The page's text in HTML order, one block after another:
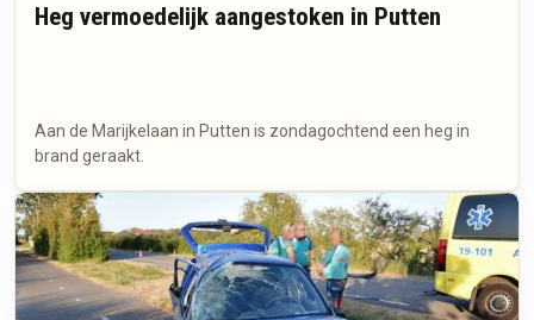
Heg vermoedelijk aangestoken in Putten
Aan de Marijkelaan in Putten is zondagochtend een heg in
brand geraakt.